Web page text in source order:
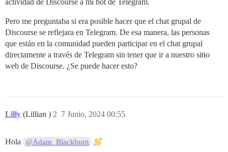
actividad de Discourse a mi bot de Telegram.
Pero me preguntaba si era posible hacer que el chat grupal de
Discourse se reflejara en Telegram. De esa manera, las personas
que están en la comunidad pueden participar en el chat grupal
directamente a través de Telegram sin tener que ir a nuestro sitio
web de Discourse. ¿Se puede hacer esto?
Lilly (Lillian ) 7 Junio, 2024 00:55
2
Hola @Adam_Blackburn